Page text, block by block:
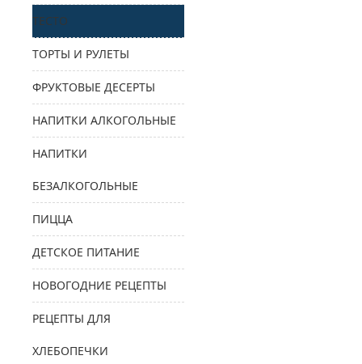
ТЕСТО
ТОРТЫ И РУЛЕТЫ
ФРУКТОВЫЕ ДЕСЕРТЫ
НАПИТКИ АЛКОГОЛЬНЫЕ
НАПИТКИ
БЕЗАЛКОГОЛЬНЫЕ
ПИЦЦА
ДЕТСКОЕ ПИТАНИЕ
НОВОГОДНИЕ РЕЦЕПТЫ
РЕЦЕПТЫ ДЛЯ
ХЛЕБОПЕЧКИ